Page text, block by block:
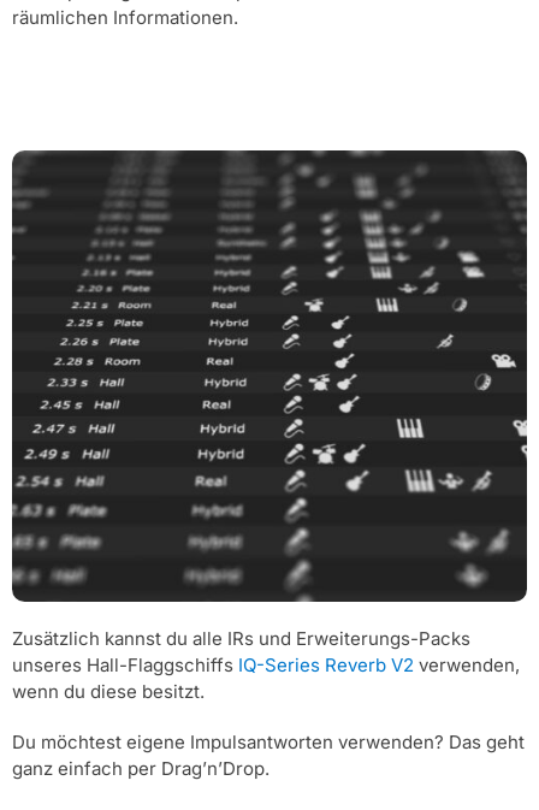
räumlichen Informationen.
Zusätzlich kannst du alle IRs und Erweiterungs-Packs
unseres Hall-Flaggschiffs IQ-Series Reverb V2 verwenden,
wenn du diese besitzt.
Du möchtest eigene Impulsantworten verwenden? Das geht
ganz einfach per Drag’n’Drop.